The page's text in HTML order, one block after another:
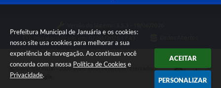
Prefeitura Municipal de Januária e os cookies:
nosso site usa cookies para melhorar a sua
experiência de navegação. Ao continuar você
concorda com a nossa Política de Cookies e
Privacidade.
ACEITAR
PERSONALIZAR
Copyright Instar - 2006-2026. Todos os direitos reservados -
Instar Tecnologia